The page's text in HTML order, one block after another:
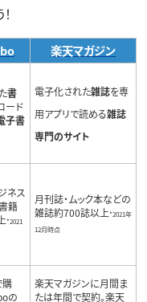
楽天マガジン
書
ード
子書
電子化された雑誌を専
用アプリで読める雑誌
専門のサイト
ネス
籍
*2021
月刊誌・ムック本などの
雑誌約700誌以上*2021年
12月時点
購
の
楽天マガジンに月間ま
たは年間で契約。楽天